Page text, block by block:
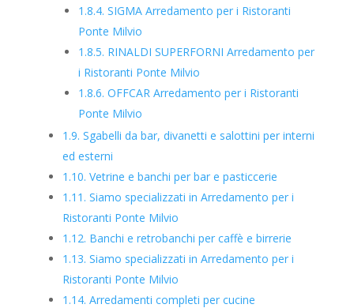
1.8.4. SIGMA Arredamento per i Ristoranti
Ponte Milvio
1.8.5. RINALDI SUPERFORNI Arredamento per
i Ristoranti Ponte Milvio
1.8.6. OFFCAR Arredamento per i Ristoranti
Ponte Milvio
1.9. Sgabelli da bar, divanetti e salottini per interni
ed esterni
1.10. Vetrine e banchi per bar e pasticcerie
1.11. Siamo specializzati in Arredamento per i
Ristoranti Ponte Milvio
1.12. Banchi e retrobanchi per caffè e birrerie
1.13. Siamo specializzati in Arredamento per i
Ristoranti Ponte Milvio
1.14. Arredamenti completi per cucine